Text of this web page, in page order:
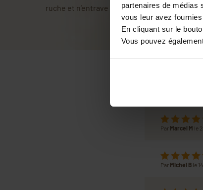
partenaires de médias
vous leur avez
En cliquant sur le
Vous pouvez
ruche et n’entrave pas la circulation des
Par Marcel M le
Par Michel B le